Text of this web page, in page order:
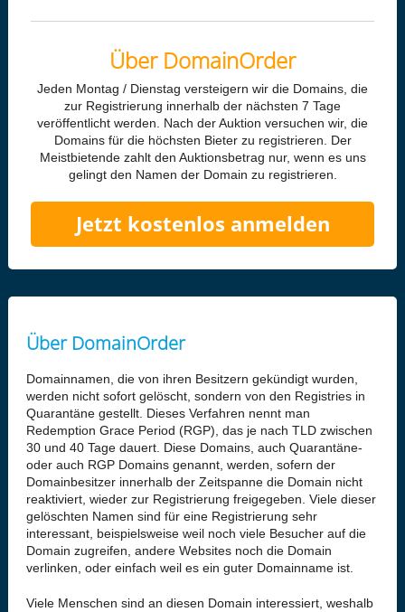
Über DomainOrder
Jeden Montag / Dienstag versteigern wir die Domains, die
zur Registrierung innerhalb der nächsten 7 Tage
veröffentlicht werden. Nach der Auktion versuchen wir, die
Domains für die höchsten Bieter zu registrieren. Der
Meistbietende zahlt den Auktionsbetrag nur, wenn es uns
gelingt den Namen der Domain zu registrieren.
Jetzt kostenlos anmelden
Über DomainOrder
Domainnamen, die von ihren Besitzern gekündigt wurden,
werden nicht sofort gelöscht, sondern von den Registries in
Quarantäne gestellt. Dieses Verfahren nennt man
Redemption Grace Period (RGP), das je nach TLD zwischen
30 und 40 Tage dauert. Diese Domains, auch Quarantäne-
oder auch RGP Domains genannt, werden, sofern der
Domainbesitzer innerhalb der Zeitspanne die Domain nicht
reaktiviert, wieder zur Registrierung freigegeben. Viele dieser
gelöschten Namen sind für eine Registrierung sehr
interessant, beispielsweise weil noch viele Besucher auf die
Domain zugreifen, andere Websites noch die Domain
verlinken, oder einfach weil es ein guter Domainname ist.
Viele Menschen sind an diesen Domain interessiert, weshalb